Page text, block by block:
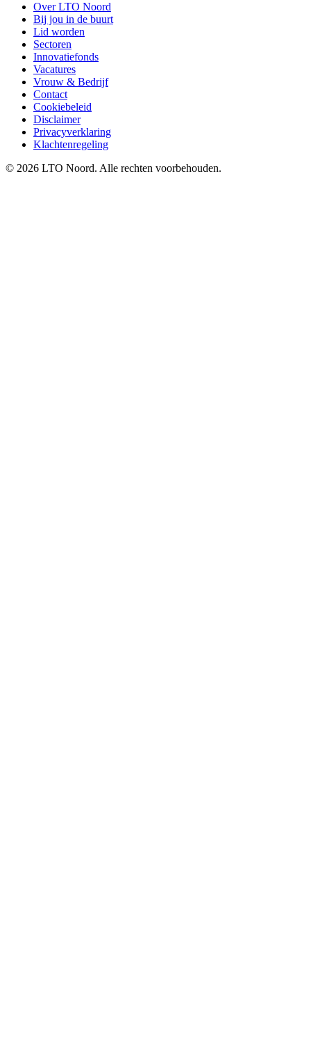
Over LTO Noord
Bij jou in de buurt
Lid worden
Sectoren
Innovatiefonds
Vacatures
Vrouw & Bedrijf
Contact
Cookiebeleid
Disclaimer
Privacyverklaring
Klachtenregeling
© 2026 LTO Noord. Alle rechten voorbehouden.